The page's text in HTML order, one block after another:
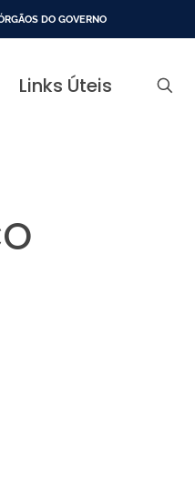
DO GOVERNO
Links Úteis